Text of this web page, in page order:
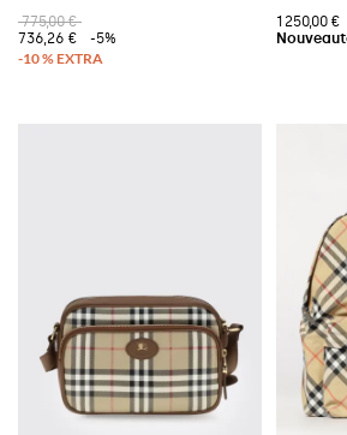
775,00 €
736,26 €
-5%
1 250,00 €